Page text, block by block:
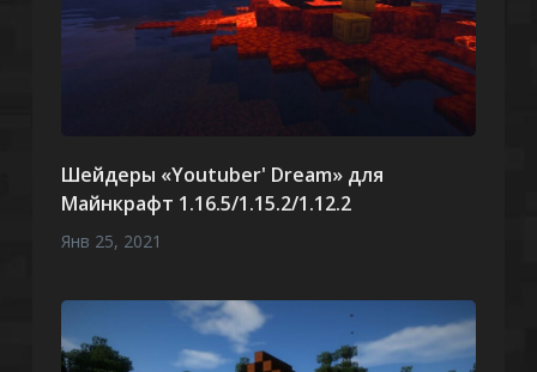
Шейдеры «Youtuber' Dream» для
Майнкрафт 1.16.5/1.15.2/1.12.2
Янв 25, 2021